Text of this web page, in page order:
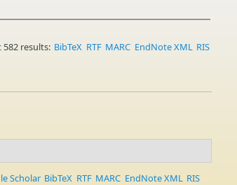
582 results: BibTeX RTF MARC EndNote XML RIS
Scholar BibTeX RTF MARC EndNote XML RIS